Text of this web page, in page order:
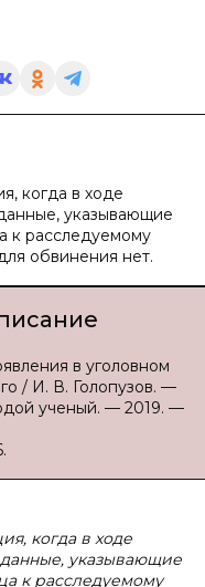
когда в ходе
указывающие
к расследуемому
обвинения нет.
в уголовном
/ И. В. Голопузов. —
ученый. — 2019. —
когда в ходе
указывающие
к расследуемому